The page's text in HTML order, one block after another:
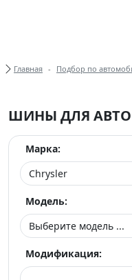
Купить
Хлебные
Главная Подбор по
ШИНЫ ДЛЯ
Марка:
Модель:
Модификация: